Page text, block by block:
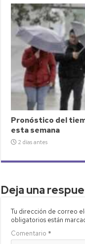
Pronóstico del
esta semana
2 días antes
Deja una
Tu dirección de correo
obligatorios están
Comentario *